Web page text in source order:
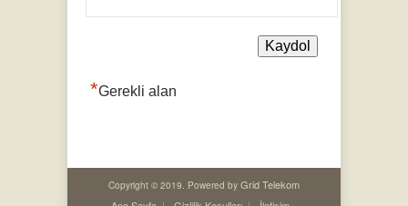
*Gerekli alan
Copyright © 2019. Powered by Grid Telekom